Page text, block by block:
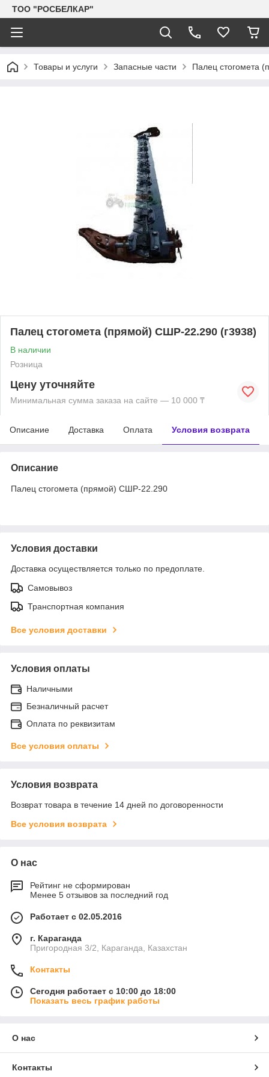
TOO "РОСБЕЛКАР"
Товары и услуги Запасные части Палец стогомета
Палец стогомета (прямой) СШР-22.290 (г3938)
В наличии
Розница
Цену уточняйте
Минимальная сумма заказа на сайте — 10 000 ₸
Описание Доставка Оплата Условия возврата
Описание
Палец стогомета (прямой) СШР-22.290
Условия доставки
Доставка осуществляется только по предоплате.
Самовывоз
Транспортная компания
Все условия доставки
Условия оплаты
Наличными
Безналичный расчет
Оплата по реквизитам
Все условия оплаты
Условия возврата
Возврат товара в течение 14 дней по договоренности
Все условия возврата
О нас
Рейтинг не сформирован
Менее 5 отзывов за последний год
Работает с 02.05.2016
г. Караганда
Пригородная 3/2, Караганда, Казахстан
Контакты
Сегодня работает с 10:00 до 18:00
Показать весь график работы
О нас
Контакты